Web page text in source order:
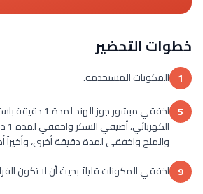
خطوات التحضير
1 المكونات المستخدمة.
5
اخفقي مبشور جوز
والملح واخفقي لمدة دقيقة أخرى، وأخيراً
9 اخفقي المكونات قليلاً بحيث أن لا تكون